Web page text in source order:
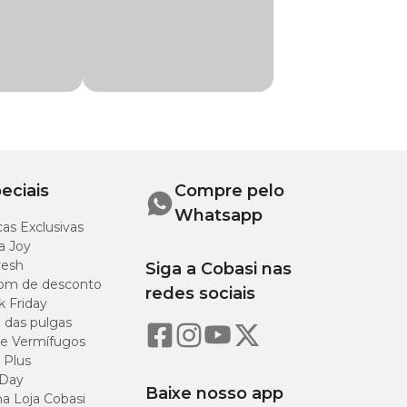
7,5%
Exclusivas
Joy
de desconto
Friday
das pulgas
Vermífugos
Plus
Loja Cobasi
Compre pelo
Whatsapp
Siga a Cobasi nas
redes sociais
Baixe nosso app